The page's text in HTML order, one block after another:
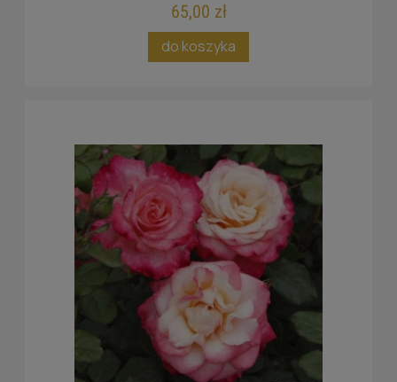
65,00 zł
do koszyka